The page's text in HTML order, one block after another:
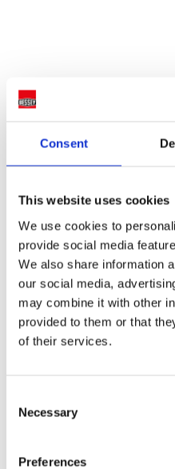
Consent
This website uses cookies
We use cookies to
provide social media
We also share information
our social media,
may combine it with other
provided to them or that
of their services.
Selection
Necessary
Preferences